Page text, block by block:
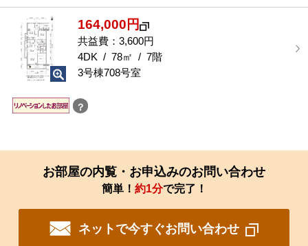
164,000円
共益費：3,600円
4DK / 78㎡ / 7階
3号棟708号室
？
お部屋の内覧・お申込みのお問い合わせ
簡単！ 約1分で完了！
ネットで今すぐお問い合わせ